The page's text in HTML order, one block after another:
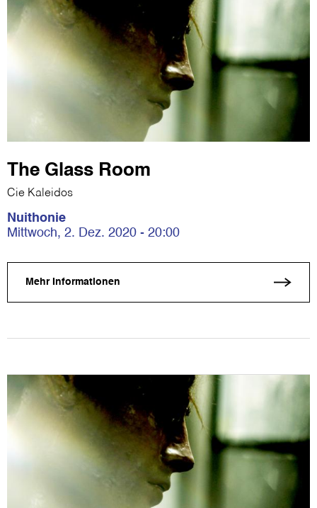
The Glass Room
Cie Kaleidos
Nuithonie
Mittwoch, 2. Dez. 2020 - 20:00
Mehr Informationen